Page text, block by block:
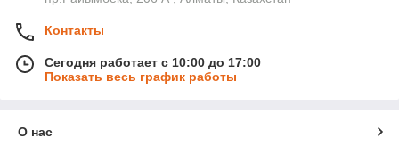
Контакты
Сегодня работает с 10:00 до 17:00
Показать весь график работы
О нас